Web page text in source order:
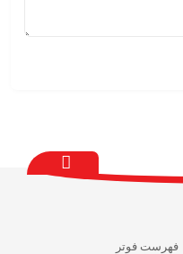
فهرست فوتر